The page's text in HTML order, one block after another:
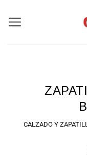
CALZADO Y